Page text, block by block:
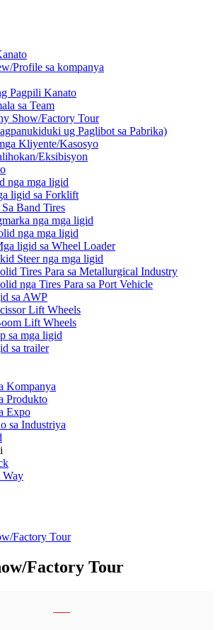
Profile sa kompanya
Pagpili Kanato
sa Team
Show/Factory Tour
ug Paglibot sa Pabrika)
Kliyente/Kasosyo
Eksibisyon
nga mga ligid
ligid sa Forklift
Band Tires
nga mga ligid
nga mga ligid
ligid sa Wheel Loader
Steer nga mga ligid
Tires Para sa Metallurgical Industry
nga Tires Para sa Port Vehicle
sa AWP
Lift Wheels
Lift Wheels
sa mga ligid
sa trailer
Kompanya
Produkto
Expo
sa Industriya
Way
Factory Tour
Factory Tour